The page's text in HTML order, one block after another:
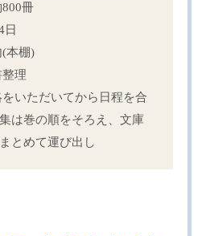
冊
日
本棚)
理
いただいてから日程を合
は巻の順をそろえ、文庫
とめて運び出し